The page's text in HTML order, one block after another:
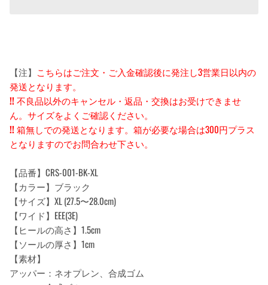
【注】 こちらはご注文・ご入金確認後に発注し3営業日以内の
発送となります。
!!不良品以外のキャンセル・返品・交換はお受けできませ
ん。サイズをよくご確認ください。
!!箱無しでの発送となります。箱が必要な場合は300円プラス
となりますのでお問合わせ下さい。
【品番】CRS-001-BK-XL
【カラー】ブラック
【サイズ】XL (27.5〜28.0cm)
【ワイド】EEE(3E)
【ヒールの高さ】1.5cm
【ソールの厚さ】1cm
【素材】
アッパー：ネオプレン、合成ゴム